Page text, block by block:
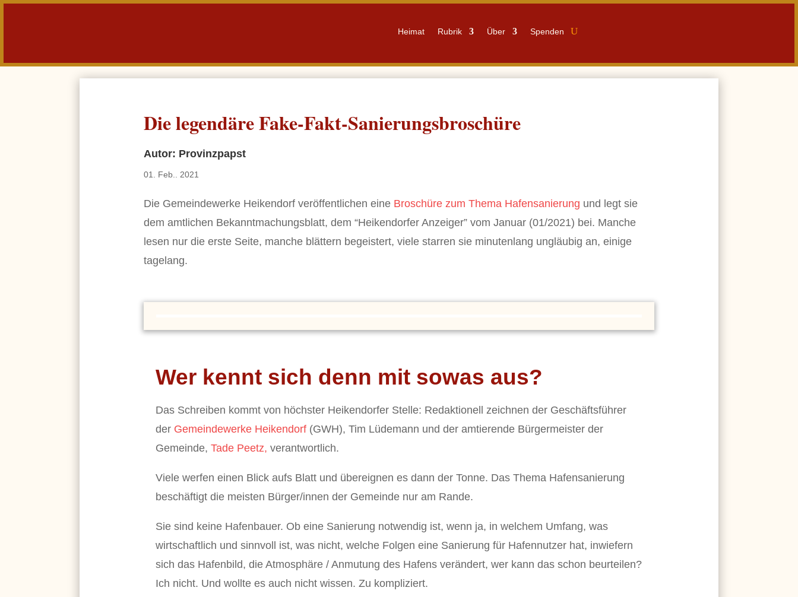
Heimat Rubrik Über Spenden
Die legendäre Fake-Fakt-Sanierungsbroschüre
Autor: Provinzpapst
01. Feb.. 2021
Die Gemeindewerke Heikendorf veröffentlichen eine Broschüre zum Thema Hafensanierung und legt sie
dem amtlichen Bekanntmachungsblatt, dem “Heikendorfer Anzeiger” vom Januar (01/2021) bei. Manche
lesen nur die erste Seite, manche blättern begeistert, viele starren sie minutenlang ungläubig an, einige
tagelang.
Wer kennt sich denn mit sowas aus?
Das Schreiben kommt von höchster Heikendorfer Stelle: Redaktionell zeichnen der Geschäftsführer
der Gemeindewerke Heikendorf(GWH), Tim Lüdemann und der amtierende Bürgermeister der
Gemeinde, Tade Peetz, verantwortlich.
Viele werfen einen Blick aufs Blatt und übereignen es dann der Tonne. Das Thema Hafensanierung
beschäftigt die meisten Bürger/innen der Gemeinde nur am Rande.
Sie sind keine Hafenbauer. Ob eine Sanierung notwendig ist, wenn ja, in welchem Umfang, was
wirtschaftlich und sinnvoll ist, was nicht, welche Folgen eine Sanierung für Hafennutzer hat, inwiefern
sich das Hafenbild, die Atmosphäre / Anmutung des Hafens verändert, wer kann das schon beurteilen?
Ich nicht. Und wollte es auch nicht wissen. Zu kompliziert.